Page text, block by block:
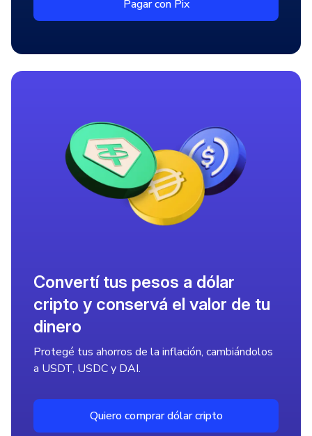
Pagar con Pix
Convertí tus pesos a dólar
cripto y conservá el valor de tu
dinero
Protegé tus ahorros de la inflación, cambiándolos
a USDT, USDC y DAI.
Quiero comprar dólar cripto